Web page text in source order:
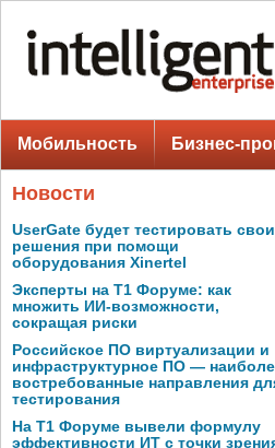
Мобильность Бизнес-
Новости
UserGate будет тестировать свои
решения при помощи
оборудования Xinertel
Эксперты на Т1 Форуме: как
множить ИИ-возможности,
сокращая риски
Российское ПО виртуализации и
инфраструктурное ПО —
востребованные направления
тестирования
На Т1 Форуме вывели формулу
эффективности ИТ с точки